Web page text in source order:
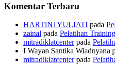
Komentar Terbaru
HARTINI YULIATI pada
zainal pada Pelatihan
mitradiklatcenterpada
I Wayan Santika Wiadnyana
mitradiklatcenterpada